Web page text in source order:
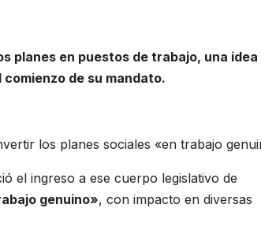
planes en puestos de trabajo, una idea
de su mandato.
los planes sociales «en trabajo
el ingreso a ese cuerpo legislativo de
genuino», con impacto en diversas